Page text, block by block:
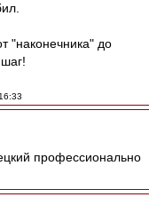
"наконечника" до
профессионально